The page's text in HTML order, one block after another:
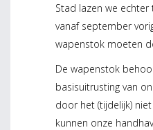
Stad lazen we
vanaf september
wapenstok moeten
De wapenstok
basisuitrusting van
door het (tijdelijk)
kunnen onze